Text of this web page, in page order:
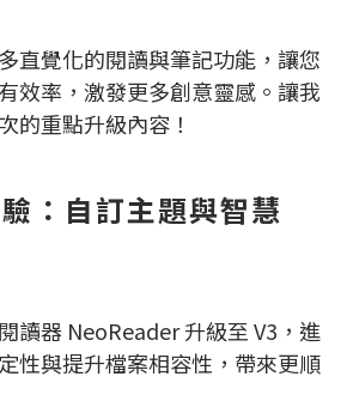
直覺化的閱讀與筆記功能，讓您
效率，激發更多創意靈感。讓我
的重點升級內容！
：自訂主題與智慧
讀器 NeoReader 升級至 V3，進
性與提升檔案相容性，帶來更順